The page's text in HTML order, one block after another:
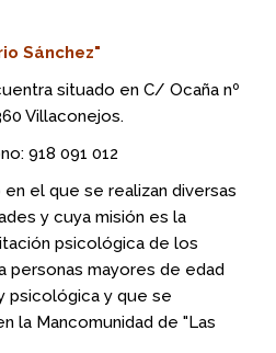
Sánchez"
situado en C/ Ocaña nº
Villaconejos.
918 091 012
en el que se realizan diversas
y cuya misión es la
psicológica de los
personas mayores de edad
psicológica y que se
la Mancomunidad de "Las